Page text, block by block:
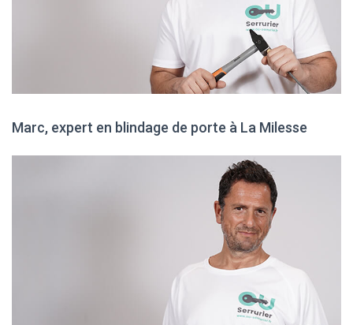
Marc, expert en blindage de porte à La Milesse